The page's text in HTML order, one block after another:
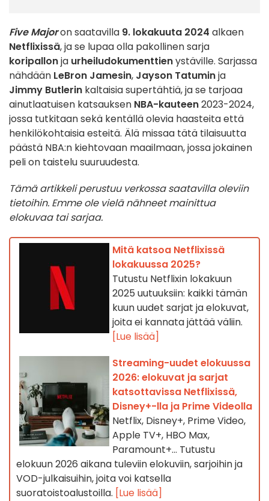
Five Majoron saatavilla 9. lokakuuta 2024 alkaen
Netflixissä, ja se lupaa olla pakollinen sarja
koripallonja urheiludokumenttienystäville. Sarjassa
nähdään LeBron Jamesin, Jayson Tatuminja
Jimmy Butlerin kaltaisia supertähtiä, ja se tarjoaa
ainutlaatuisen katsauksen NBA-kauteen2023-2024,
jossa tutkitaan sekä kentällä olevia haasteita että
henkilökohtaisia esteitä. Älä missaa tätä tilaisuutta
päästä NBA:n kiehtovaan maailmaan, jossa jokainen
peli on taistelu suuruudesta.
Tämä artikkeli perustuu verkossa saatavilla oleviin
tietoihin. Emme ole vielä nähneet mainittua
elokuvaa tai sarjaa.
Mitä katsoa Netflixissä
lokakuussa 2025?
Tutustu Netflixin lokakuun
2025 uutuuksiin: kaikki tämän
kuun uudet sarjat ja elokuvat,
joita ei kannata jättää väliin.
[Lue lisää]
Streaming-uudet elokuussa
2026: elokuvat ja sarjat
katsottavissa Netflixissä,
Disney+-lla ja Prime Videolla
Netflix, Disney+, Prime Video,
Apple TV+, HBO Max,
Paramount+… Tutustu
elokuun 2026 aikana tuleviin elokuviin, sarjoihin ja
VOD-julkaisuihin, joita voi katsella
suoratoistoalustoilla. [Lue lisää]